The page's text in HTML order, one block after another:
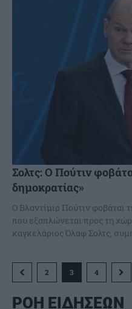
Σολτς: Ο Πούτιν
δημοκρατίας»
Ο Βλαντίμιρ Πούτιν φοβάται
που εξαπλώνεται προς τη
καγκελάριος Όλαφ Σολτς,
2 3 4
ΡΟΗ ΕΙΔΗΣΕΩΝ